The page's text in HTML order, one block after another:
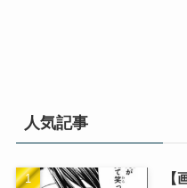
人気記事